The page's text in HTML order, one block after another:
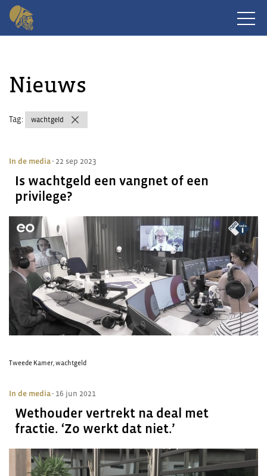
Nieuws
Tag: wachtgeld
In de media- 22 sep 2023
Is wachtgeld een vangnet of een
privilege?
Tweede Kamer,wachtgeld
In de media- 16 jun 2021
Wethouder vertrekt na deal met
fractie. ‘Zo werkt dat niet.’